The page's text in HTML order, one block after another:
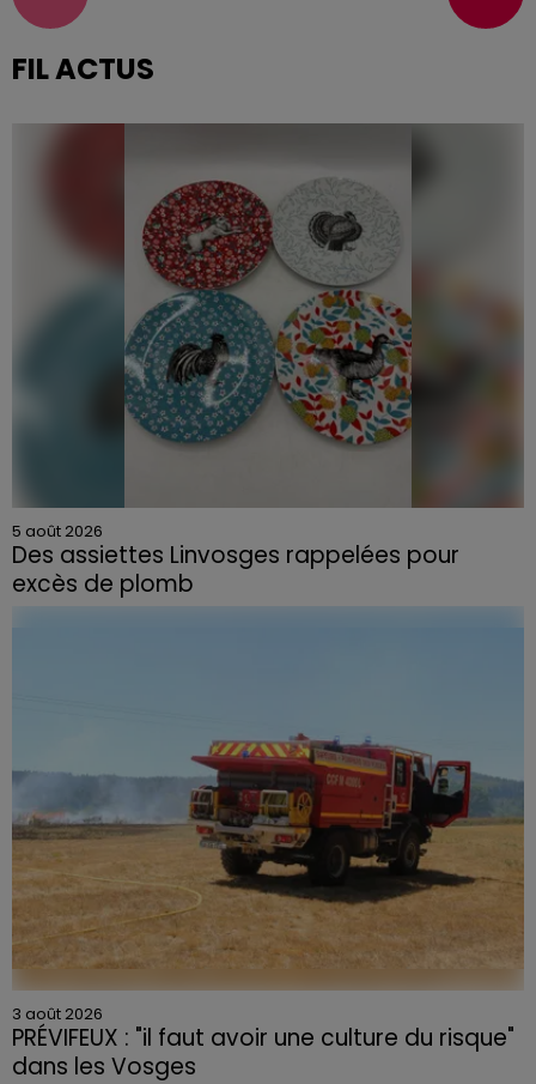
FIL ACTUS
5 août 2026
Des assiettes Linvosges rappelées pour
excès de plomb
3 août 2026
PRÉVIFEUX : "il faut avoir une culture du risque"
dans les Vosges